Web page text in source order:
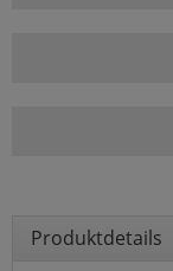
Produktdetails